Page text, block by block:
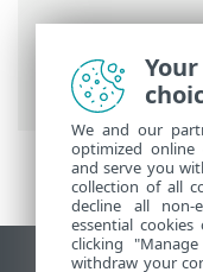
Ηλεκτρονική
Antivirus
>
We and our
optimized online
and serve you
collection of all
decline all non-
essential
clicking
withdraw your